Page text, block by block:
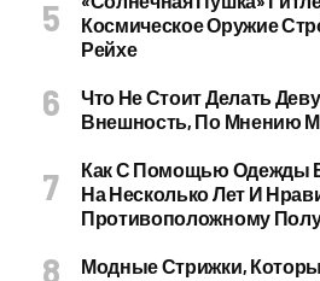
Космическое Оружие
Рейхе
Что Не Стоит Делать
Внешность, По Мнению
Как С Помощью Одежды
На Несколько Лет И
Противоположному
Модные Стрижки,